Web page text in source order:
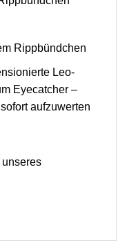
Rippbündchen
Leo-
Eyecatcher –
aufzuwerten
unseres